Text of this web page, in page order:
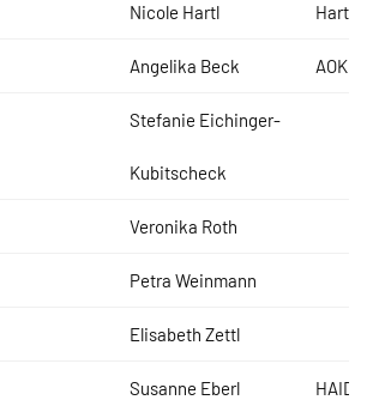
Nicole Hartl Hartl
Angelika Beck AOK
Stefanie Eichinger-
Kubitscheck
Veronika Roth
Petra Weinmann
Elisabeth Zettl
Susanne Eberl HAIDL